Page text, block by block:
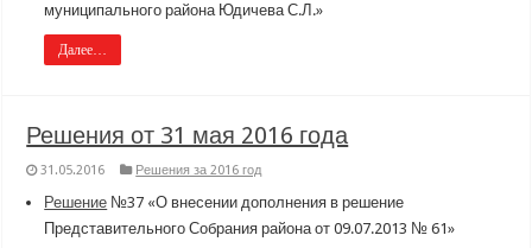
муниципального района Юдичева С.Л.»
Далее…
Решения от 31 мая 2016 года
31.05.2016 Решения за 2016 год
Решение №37 «О внесении дополнения в решение
Представительного Собрания района от 09.07.2013 № 61»